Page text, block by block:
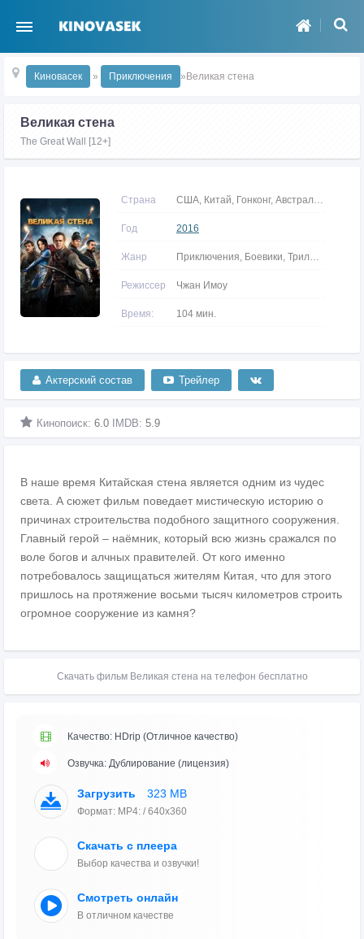
Киновасек » Приключения »Великая стена
Великая стена
The Great Wall [12+]
Страна США, Китай, Гонконг, Австралия, Канада
Год 2016
Жанр Приключения, Боевики, Триллеры, Фэнтези
Режиссер Чжан Имоу
Время: 104 мин.
Актерский состав Трейлер
Кинопоиск: 6.0 IMDB: 5.9
В наше время Китайская стена является одним из чудес
света. А сюжет фильм поведает мистическую историю о
причинах строительства подобного защитного сооружения.
Главный герой – наёмник, который всю жизнь сражался по
воле богов и алчных правителей. От кого именно
потребовалось защищаться жителям Китая, что для этого
пришлось на протяжение восьми тысяч километров строить
огромное сооружение из камня?
Скачать фильм Великая стена на телефон бесплатно
Качество: HDrip (Отличное качество)
Озвучка: Дублирование (лицензия)
Загрузить 323 MB
Формат: MP4: / 640x360
Скачать с плеера
Выбор качества и озвучки!
Смотреть онлайн
В отличном качестве